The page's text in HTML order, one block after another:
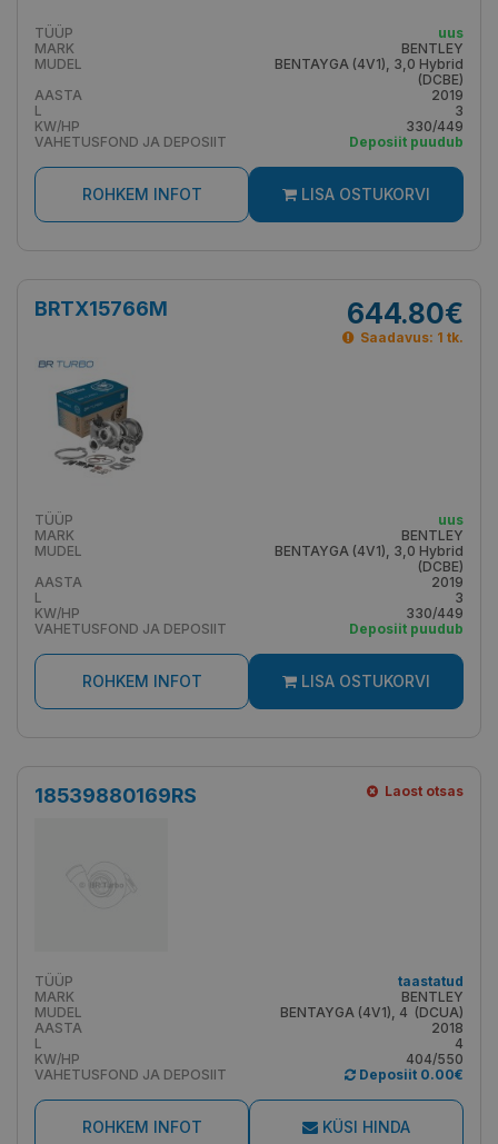
TÜÜP
uus
MARK
BENTLEY
MUDEL
BENTAYGA (4V1), 3,0 Hybrid
(DCBE)
AASTA
2019
L
3
KW/HP
330/449
VAHETUSFOND JA DEPOSIIT
Deposiit puudub
ROHKEM INFOT LISA OSTUKORVI
BRTX15766M 644.80€
Saadavus: 1 tk.
TÜÜP
uus
MARK
BENTLEY
MUDEL
BENTAYGA (4V1), 3,0 Hybrid
(DCBE)
AASTA
2019
L
3
KW/HP
330/449
VAHETUSFOND JA DEPOSIIT
Deposiit puudub
ROHKEM INFOT LISA OSTUKORVI
18539880169RS Laost otsas
TÜÜP
taastatud
MARK
BENTLEY
MUDEL
BENTAYGA (4V1), 4 (DCUA)
AASTA
2018
L
4
KW/HP
404/550
VAHETUSFOND JA DEPOSIIT
Deposiit 0.00€
ROHKEM INFOT KÜSI HINDA